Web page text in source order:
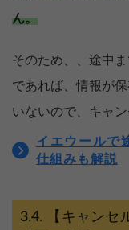
ん。
そのため、、途中
であれば、情報が
いないので、キャン
イエウールで
仕組みも解説
【キャンセ